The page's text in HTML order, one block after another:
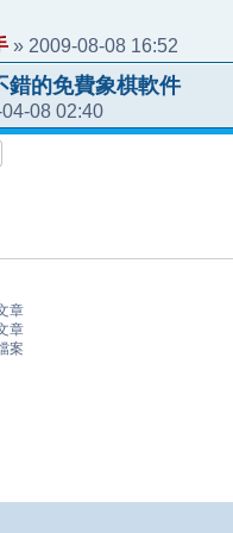
» 2009-08-08 16:52
錯的免費象棋軟件
08 02:40
章
章
案